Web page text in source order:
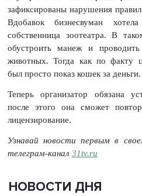
зафиксированы нарушения
Вдобавок бизнесвуман
собственница зоотеатра. В
обустроить манеж и
животных. Тогда как по факту
был просто показ кошек за деньги.
Теперь организатор обязана
после этого она сможет
лицензирование.
Узнавай новости первым в
телеграм-канал 31tv.ru
НОВОСТИ ДНЯ